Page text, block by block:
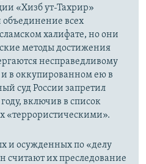
«Хизб ут-Тахрир»
всех
халифате, но они
методы достижения
несправедливому
в оккупированном ею в
суд России запретил
включив в список
«террористическими».
и осужденных по «делу
считают их преследование